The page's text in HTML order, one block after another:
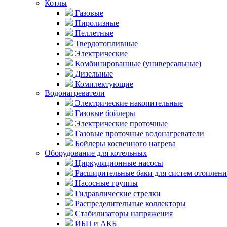
Котлы
Газовые
Пиролизные
Пеллетные
Твердотопливные
Электрические
Комбинированные (универсальные)
Дизельные
Комплектующие
Водонагреватели
Электрические накопительные
Газовые бойлеры
Электрические проточные
Газовые проточные водонагреватели
Бойлеры косвенного нагрева
Оборудование для котельных
Циркуляционные насосы
Расширительные баки для систем
Насосные группы
Гидравлические стрелки
Распределительные коллекторы
Стабилизаторы напряжения
ИБП и АКБ